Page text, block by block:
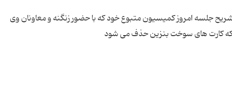
جلسه امروز کمیسیون متبوع خود که با حضور زنگنه و معاونان وی